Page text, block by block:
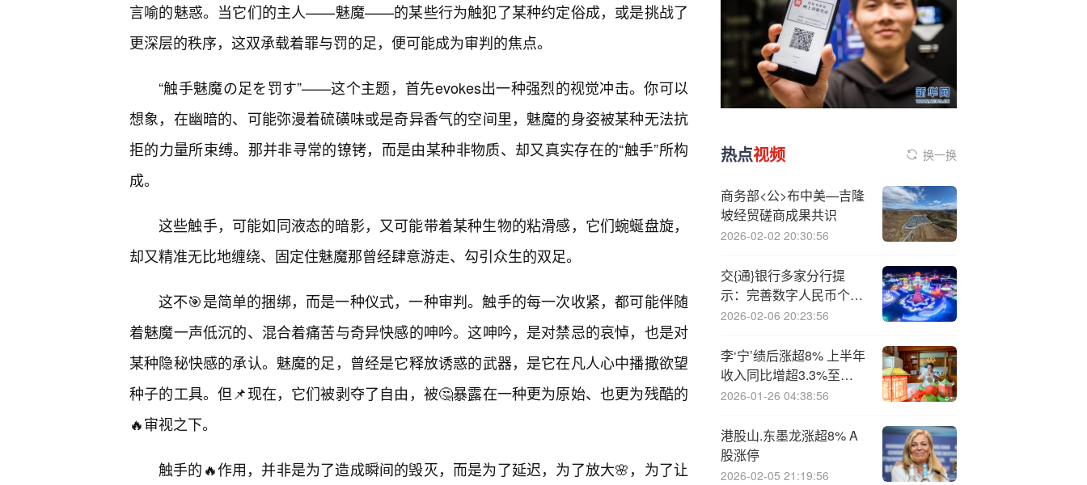
言喻的魅惑。当它们的主人——魅魔——的某些行为触犯了某种约定俗成，或是挑战了
更深层的秩序，这双承载着罪与罚的足，便可能成为审判的焦点。
“触手魅魔の足を罚す”——这个主题，首先evokes出一种强烈的视觉冲击。你可以
想象，在幽暗的、可能弥漫着硫磺味或是奇异香气的空间里，魅魔的身姿被某种无法抗
拒的力量所束缚。那并非寻常的镣铐，而是由某种非物质、却又真实存在的“触手”所构
成。
这些触手，可能如同液态的暗影，又可能带着某种生物的粘滑感，它们蜿蜒盘旋，
却又精准无比地缠绕、固定住魅魔那曾经肆意游走、勾引众生的双足。
这不🎯是简单的捆绑，而是一种仪式，一种审判。触手的每一次收紧，都可能伴随
着魅魔一声低沉的、混合着痛苦与奇异快感的呻吟。这呻吟，是对禁忌的哀悼，也是对
某种隐秘快感的承认。魅魔的足，曾经是它释放诱惑的武器，是它在凡人心中播撒欲望
种子的工具。但📌现在，它们被剥夺了自由，被🤔暴露在一种更为原始、也更为残酷的
🔥审视之下。
触手的🔥作用，并非是为了造成瞬间的毁灭，而是为了延迟，为了放大🌸，为了让
热点视频 换一换
商务部<公>布中美—吉隆
坡经贸磋商成果共识
2026-02-02 20:30:56
交{通}银行多家分行提
示：完善数字人民币个人
客户身份信息
2026-02-06 20:23:56
李‘宁’绩后涨超8% 上半年
收入同比增超3.3%至
148.17亿元
2026-01-26 04:38:56
港股山.东墨龙涨超8% A
股涨停
2026-02-05 21:19:56